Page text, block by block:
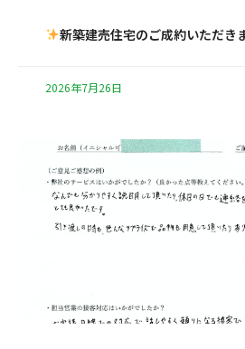
新築建売住宅のご成約いただき
2026年7月26日